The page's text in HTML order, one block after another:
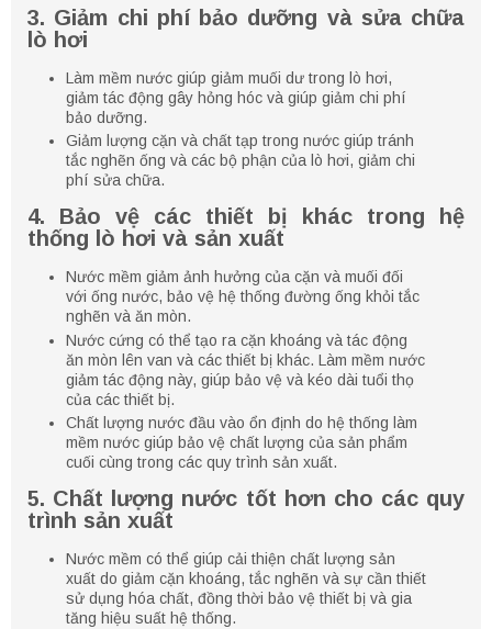
3. Giảm chi phí bảo dưỡng và sửa chữa
lò hơi
Làm mềm nước giúp giảm muối dư trong lò hơi,
giảm tác động gây hỏng hóc và giúp giảm chi phí
bảo dưỡng.
Giảm lượng cặn và chất tạp trong nước giúp tránh
tắc nghẽn ống và các bộ phận của lò hơi, giảm chi
phí sửa chữa.
4. Bảo vệ các thiết bị khác trong hệ
thống lò hơi và sản xuất
Nước mềm giảm ảnh hưởng của cặn và muối đối
với ống nước, bảo vệ hệ thống đường ống khỏi tắc
nghẽn và ăn mòn.
Nước cứng có thể tạo ra cặn khoáng và tác động
ăn mòn lên van và các thiết bị khác. Làm mềm nước
giảm tác động này, giúp bảo vệ và kéo dài tuổi thọ
của các thiết bị.
Chất lượng nước đầu vào ổn định do hệ thống làm
mềm nước giúp bảo vệ chất lượng của sản phẩm
cuối cùng trong các quy trình sản xuất.
5. Chất lượng nước tốt hơn cho các quy
trình sản xuất
Nước mềm có thể giúp cải thiện chất lượng sản
xuất do giảm cặn khoáng, tắc nghẽn và sự cần thiết
sử dụng hóa chất, đồng thời bảo vệ thiết bị và gia
tăng hiệu suất hệ thống.